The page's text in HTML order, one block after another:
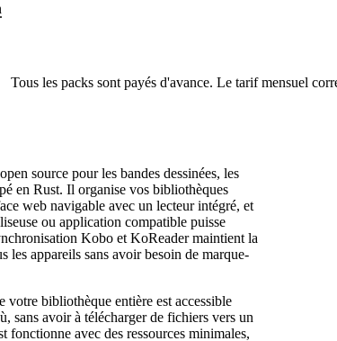
Tous les packs sont payés d'avance. Le tarif mensuel
source pour les bandes dessinées, les
en Rust. Il organise vos bibliothèques
web navigable avec un lecteur intégré, et
ou application compatible puisse
Kobo et KoReader maintient la
les appareils sans avoir besoin de marque-
bibliothèque entière est accessible
sans avoir à télécharger de fichiers vers un
fonctionne avec des ressources minimales,